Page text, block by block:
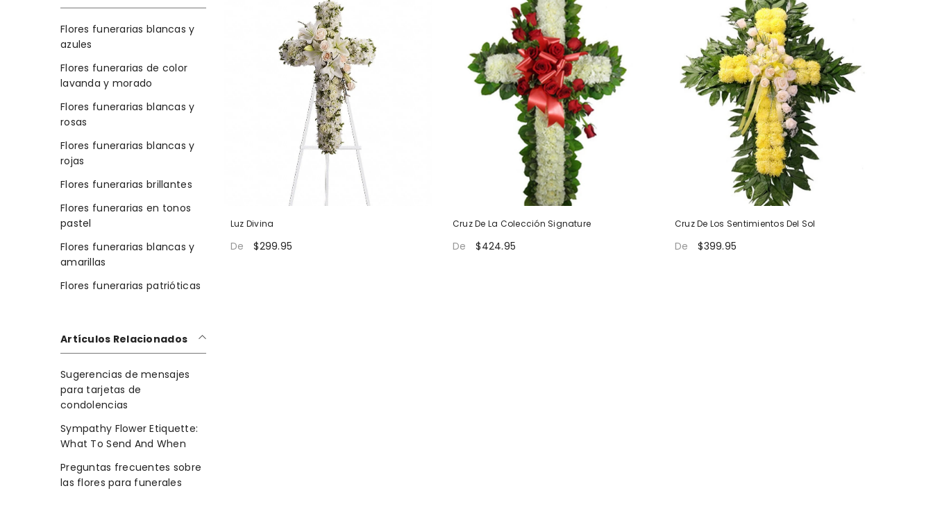
Flores funerarias blancas y
azules
Flores funerarias de color
lavanda y morado
Flores funerarias blancas y
rosas
Flores funerarias blancas y
rojas
Flores funerarias brillantes
Flores funerarias en tonos
pastel
Flores funerarias blancas y
amarillas
Flores funerarias patrióticas
Artículos Relacionados
Sugerencias de mensajes
para tarjetas de
condolencias
Sympathy Flower Etiquette:
What To Send And When
Preguntas frecuentes sobre
las flores para funerales
Luz Divina
De $299.95
Cruz De La Colección Signature
De $424.95
Cruz De Los Sentimientos Del Sol
De $399.95